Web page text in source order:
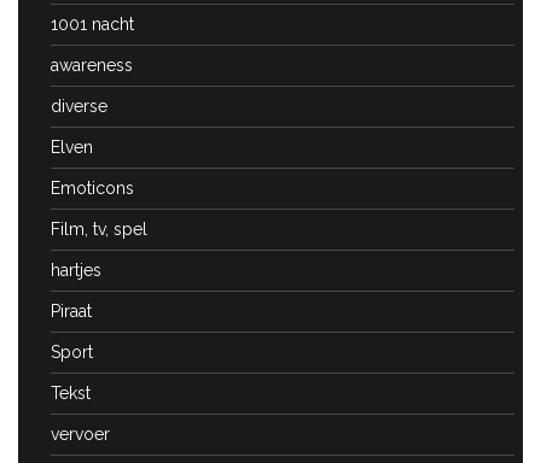
1001 nacht
awareness
diverse
Elven
Emoticons
Film, tv, spel
hartjes
Piraat
Sport
Tekst
vervoer